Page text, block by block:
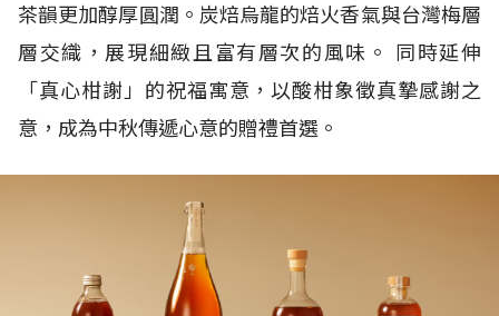
茶韻更加醇厚圓潤。炭焙烏龍的焙火香氣與台灣梅層
層交織，展現細緻且富有層次的風味。 同時延伸
「真心柑謝」的祝福寓意，以酸柑象徵真摯感謝之
意，成為中秋傳遞心意的贈禮首選。